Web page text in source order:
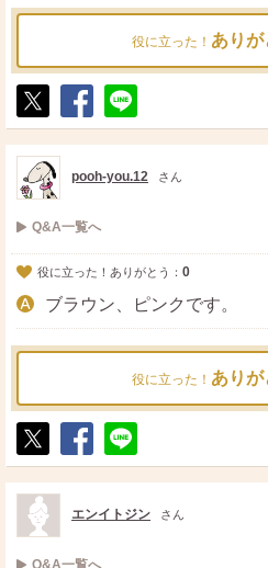
役に立った！ ありが
ポ
ス
ト
シ
ェ
送
る
pooh-you.12 さん
Q&A一覧へ
役に立った！ありがとう： 0
ブラウン、ピンクです。
役に立った！ ありが
ポ
ス
ト
シ
ェ
送
る
エンイトジン さん
Q&A一覧へ